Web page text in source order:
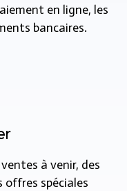
en ligne, les
bancaires.
à venir, des
offres spéciales